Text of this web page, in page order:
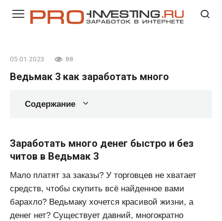
05.01.2023 88
Ведьмак 3 как заработать много
Содержание
Заработать много денег быстро и без
читов в Ведьмак 3
Мало платят за заказы? У торговцев не хватает
средств, чтобы скупить всё найденное вами
барахло? Ведьмаку хочется красивой жизни, а
денег нет? Существует давний, многократно